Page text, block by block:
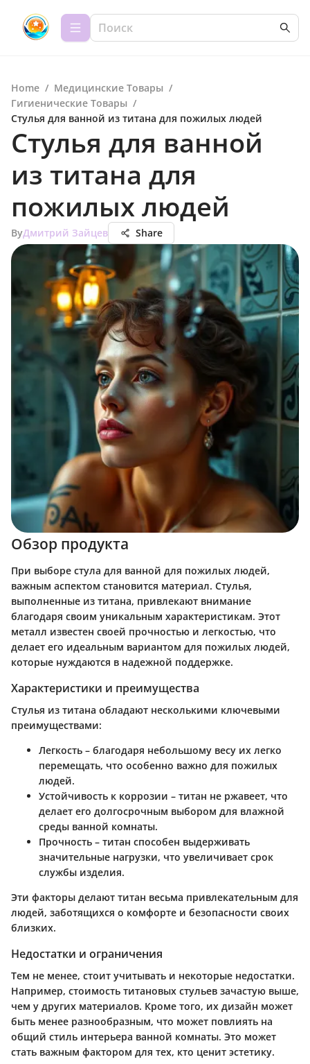
Home / Медицинские Товары /
Гигиенические Товары /
Стулья для ванной из титана для пожилых людей
Стулья для ванной
из титана для
пожилых людей
ByДмитрий Зайцев Share
Обзор продукта
При выборе стула для ванной для пожилых людей,
важным аспектом становится материал. Стулья,
выполненные из титана, привлекают внимание
благодаря своим уникальным характеристикам. Этот
металл известен своей прочностью и легкостью, что
делает его идеальным вариантом для пожилых людей,
которые нуждаются в надежной поддержке.
Характеристики и преимущества
Стулья из титана обладают несколькими ключевыми
преимуществами:
Легкость – благодаря небольшому весу их легко
перемещать, что особенно важно для пожилых
людей.
Устойчивость к коррозии – титан не ржавеет, что
делает его долгосрочным выбором для влажной
среды ванной комнаты.
Прочность – титан способен выдерживать
значительные нагрузки, что увеличивает срок
службы изделия.
Эти факторы делают титан весьма привлекательным для
людей, заботящихся о комфорте и безопасности своих
близких.
Недостатки и ограничения
Тем не менее, стоит учитывать и некоторые недостатки.
Например, стоимость титановых стульев зачастую выше,
чем у других материалов. Кроме того, их дизайн может
быть менее разнообразным, что может повлиять на
общий стиль интерьера ванной комнаты. Это может
стать важным фактором для тех, кто ценит эстетику.